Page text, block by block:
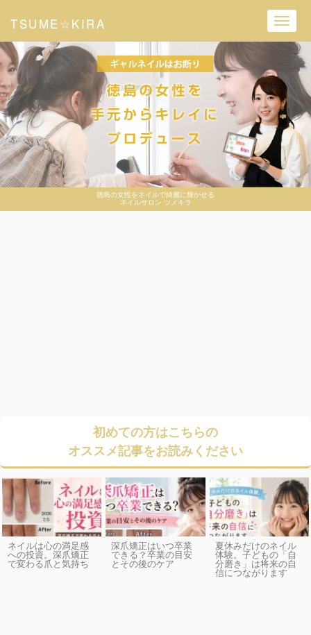
徳島の女性をネイルで綺麗に輝かせる
ネイルサロン ツメキラ
TSUME☆KIRA
初めての方はこちらの
オススメ記事をお読みください
ネイルは心の満足感
への投資。深爪矯正
で変わる爪と気持ち
深爪矯正はいつ卒業
できる？卒業の目安
とその後のケア
夏休みだけのネイル
体験。子どもの「自
分磨き」は将来の自
信につながります